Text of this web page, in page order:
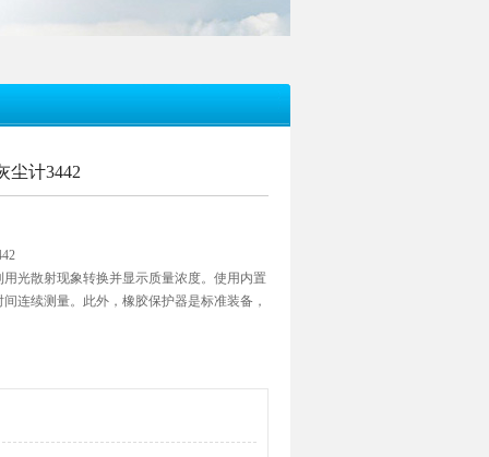
尘计3442
光散射现象转换并显示质量浓度。使用内置
连续测量。此外，橡胶保护器是标准装备，